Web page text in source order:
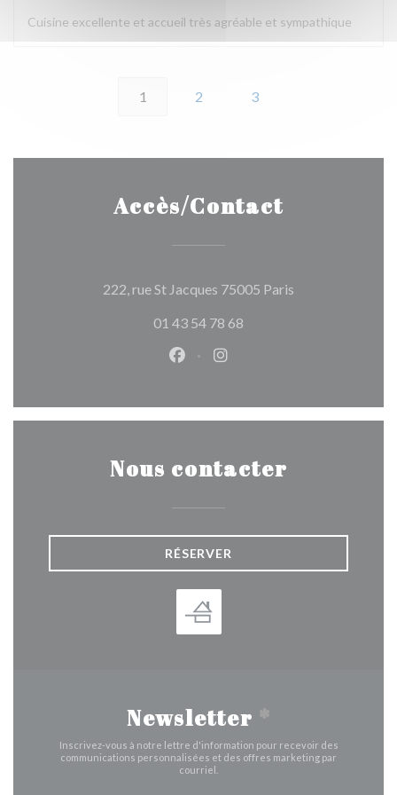
Cuisine excellente et accueil très agréable et sympathique
1 2 3
Accès/Contact
222, rue St Jacques 75005 Paris
01 43 54 78 68
Facebook ((ouvre une
Instagram ((ouvre une
Nous contacter
RÉSERVER
Newsletter *
Inscrivez-vous à notre lettre d'information pour recevoir des
communications personnalisées et des offres marketing par
courriel.